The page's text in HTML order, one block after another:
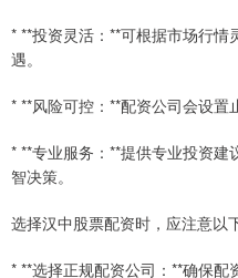
* **投资灵活：**可根据市场行
遇。
* **风险可控：**配资公司会设置
* **专业服务：**提供专业投资
智决策。
选择汉中股票配资时，应注意以
* **选择正规配资公司：**确保